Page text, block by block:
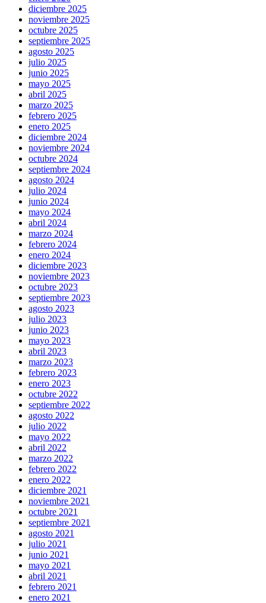
diciembre 2025
noviembre 2025
octubre 2025
septiembre 2025
agosto 2025
julio 2025
junio 2025
mayo 2025
abril 2025
marzo 2025
febrero 2025
enero 2025
diciembre 2024
noviembre 2024
octubre 2024
septiembre 2024
agosto 2024
julio 2024
junio 2024
mayo 2024
abril 2024
marzo 2024
febrero 2024
enero 2024
diciembre 2023
noviembre 2023
octubre 2023
septiembre 2023
agosto 2023
julio 2023
junio 2023
mayo 2023
abril 2023
marzo 2023
febrero 2023
enero 2023
octubre 2022
septiembre 2022
agosto 2022
julio 2022
mayo 2022
abril 2022
marzo 2022
febrero 2022
enero 2022
diciembre 2021
noviembre 2021
octubre 2021
septiembre 2021
agosto 2021
julio 2021
junio 2021
mayo 2021
abril 2021
febrero 2021
enero 2021